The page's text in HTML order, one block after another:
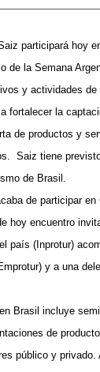
participará hoy
de la Semana
y actividades
fortalecer la
de productos y
Saiz tiene
de Brasil.
de participar
hoy encuentro
país (Inprotur)
y a una
Brasil incluye
de
público y